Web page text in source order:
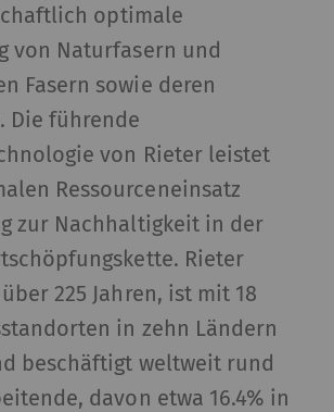
optimale
von Naturfasern und
Fasern sowie deren
Die führende
von Rieter leistet
Ressourceneinsatz
zur Nachhaltigkeit in der
Rieter
225 Jahren, ist mit 18
in zehn Ländern
beschäftigt weltweit rund
davon etwa 16.4% in
Registriert eine
ID. Wird
um
Daten zu
die die
des
Website
1 Tag
Registriert eine
ID. Wird
um
Daten zu
2 Jahre